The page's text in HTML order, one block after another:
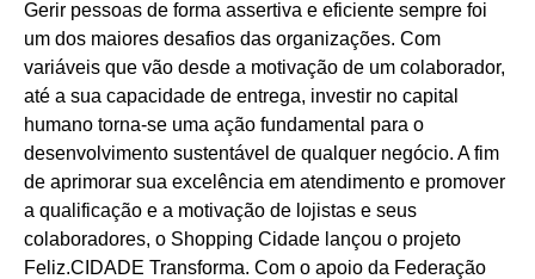
Gerir pessoas de forma assertiva e eficiente sempre foi
um dos maiores desafios das organizações. Com
variáveis que vão desde a motivação de um colaborador,
até a sua capacidade de entrega, investir no capital
humano torna-se uma ação fundamental para o
desenvolvimento sustentável de qualquer negócio. A fim
de aprimorar sua excelência em atendimento e promover
a qualificação e a motivação de lojistas e seus
colaboradores, o Shopping Cidade lançou o projeto
Feliz.CIDADE Transforma. Com o apoio da Federação